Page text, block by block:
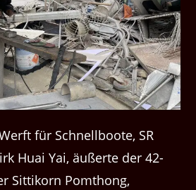
für Schnellboote, SR
Huai Yai, äußerte der 42-
Sittikorn Pomthong,